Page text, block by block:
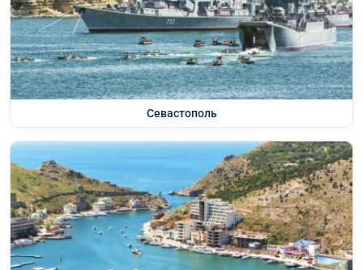
Севастополь